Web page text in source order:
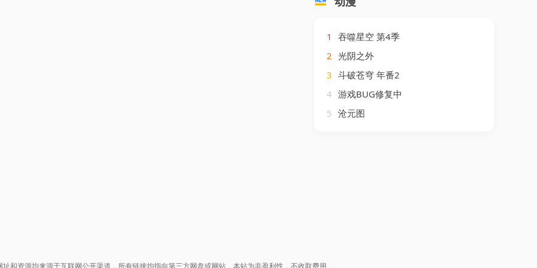
1
吞噬星空 第4季
2 光阴之外
3 斗破苍穹 年番2
4 游戏BUG修复中
5 沧元图
和资源均来源于互联网公开渠道，所有链接均指向第三方网盘或网站，本站为非盈利性，不收取费用。